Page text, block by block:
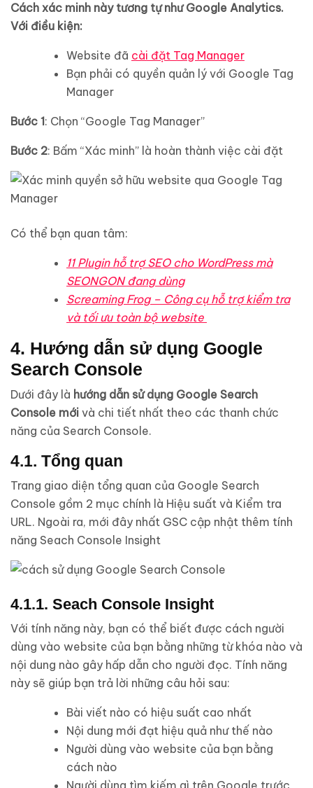
Cách xác minh này tương tự như Google Analytics.
Với điều kiện:
Website đã cài đặt Tag Manager
Bạn phải có quyền quản lý với Google Tag
Manager
Bước 1: Chọn “Google Tag Manager”
Bước 2: Bấm “Xác minh” là hoàn thành việc cài đặt
Có thể bạn quan tâm:
11 Plugin hỗ trợ SEO cho WordPress mà
SEONGON đang dùng
Screaming Frog – Công cụ hỗ trợ kiểm tra
và tối ưu toàn bộ website
4. Hướng dẫn sử dụng Google
Search Console
Dưới đây là hướng dẫn sử dụng Google Search
Console mới và chi tiết nhất theo các thanh chức
năng của Search Console.
4.1. Tổng quan
Trang giao diện tổng quan của Google Search
Console gồm 2 mục chính là Hiệu suất và Kiểm tra
URL. Ngoài ra, mới đây nhất GSC cập nhật thêm tính
năng Seach Console Insight
4.1.1. Seach Console Insight
Với tính năng này, bạn có thể biết được cách người
dùng vào website của bạn bằng những từ khóa nào và
nội dung nào gây hấp dẫn cho người đọc. Tính năng
này sẽ giúp bạn trả lời những câu hỏi sau:
Bài viết nào có hiệu suất cao nhất
Nội dung mới đạt hiệu quả như thế nào
Người dùng vào website của bạn bằng
cách nào